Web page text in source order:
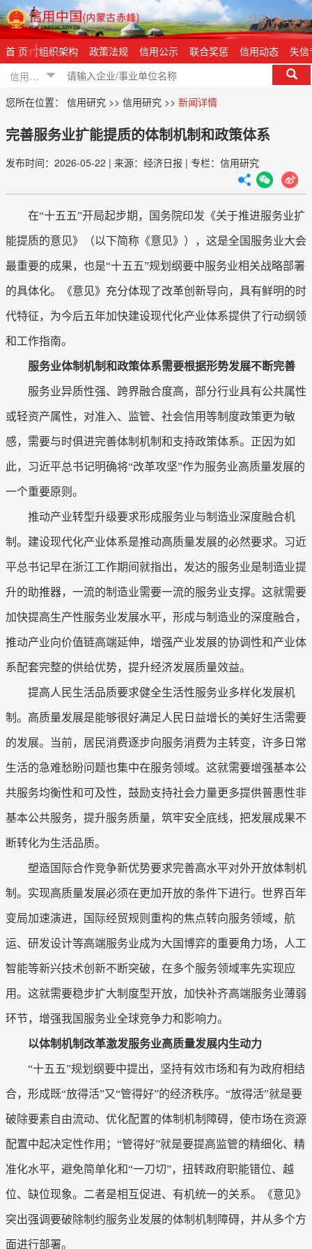
登录| 注册
首 页 组织架构 政策法规 信用公示 联合奖惩 信用动态
失信
信用信息
您所在位置： 信用研究 >> 信用研究 >> 新闻详情
完善服务业扩能提质的体制机制和政策体系
发布时间：2026-05-22 | 来源：经济日报 | 专栏：信用研究
在“十五五”开局起步期，国务院印发《关于推进服务业扩
能提质的意见》（以下简称《意见》），这是全国服务业大会
最重要的成果，也是“十五五”规划纲要中服务业相关战略部署
的具体化。《意见》充分体现了改革创新导向，具有鲜明的时
代特征，为今后五年加快建设现代化产业体系提供了行动纲领
和工作指南。
服务业体制机制和政策体系需要根据形势发展不断完善
服务业异质性强、跨界融合度高，部分行业具有公共属性
或轻资产属性，对准入、监管、社会信用等制度政策更为敏
感，需要与时俱进完善体制机制和支持政策体系。正因为如
此，习近平总书记明确将“改革攻坚”作为服务业高质量发展的
一个重要原则。
推动产业转型升级要求形成服务业与制造业深度融合机
制。建设现代化产业体系是推动高质量发展的必然要求。习近
平总书记早在浙江工作期间就指出，发达的服务业是制造业提
升的助推器，一流的制造业需要一流的服务业支撑。这就需要
加快提高生产性服务业发展水平，形成与制造业的深度融合，
推动产业向价值链高端延伸，增强产业发展的协调性和产业体
系配套完整的供给优势，提升经济发展质量效益。
提高人民生活品质要求健全生活性服务业多样化发展机
制。高质量发展是能够很好满足人民日益增长的美好生活需要
的发展。当前，居民消费逐步向服务消费为主转变，许多日常
生活的急难愁盼问题也集中在服务领域。这就需要增强基本公
共服务均衡性和可及性，鼓励支持社会力量更多提供普惠性非
基本公共服务，提升服务质量，筑牢安全底线，把发展成果不
断转化为生活品质。
塑造国际合作竞争新优势要求完善高水平对外开放体制机
制。实现高质量发展必须在更加开放的条件下进行。世界百年
变局加速演进，国际经贸规则重构的焦点转向服务领域，航
运、研发设计等高端服务业成为大国博弈的重要角力场，人工
智能等新兴技术创新不断突破，在多个服务领域率先实现应
用。这就需要稳步扩大制度型开放，加快补齐高端服务业薄弱
环节，增强我国服务业全球竞争力和影响力。
以体制机制改革激发服务业高质量发展内生动力
“十五五”规划纲要中提出，坚持有效市场和有为政府相结
合，形成既“放得活”又“管得好”的经济秩序。“放得活”就是要
破除要素自由流动、优化配置的体制机制障碍，使市场在资源
配置中起决定性作用；“管得好”就是要提高监管的精细化、精
准化水平，避免简单化和“一刀切”，扭转政府职能错位、越
位、缺位现象。二者是相互促进、有机统一的关系。《意见》
突出强调要破除制约服务业发展的体制机制障碍，并从多个方
面进行部署。